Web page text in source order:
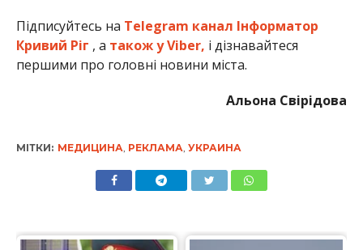
Підписуйтесь на Telegram канал Інформатор
Кривий Ріг , а також у Viber, і дізнавайтеся
першими про головні новини міста.
Альона Свірідова
МІТКИ: МЕДИЦИНА РЕКЛАМА УКРАИНА